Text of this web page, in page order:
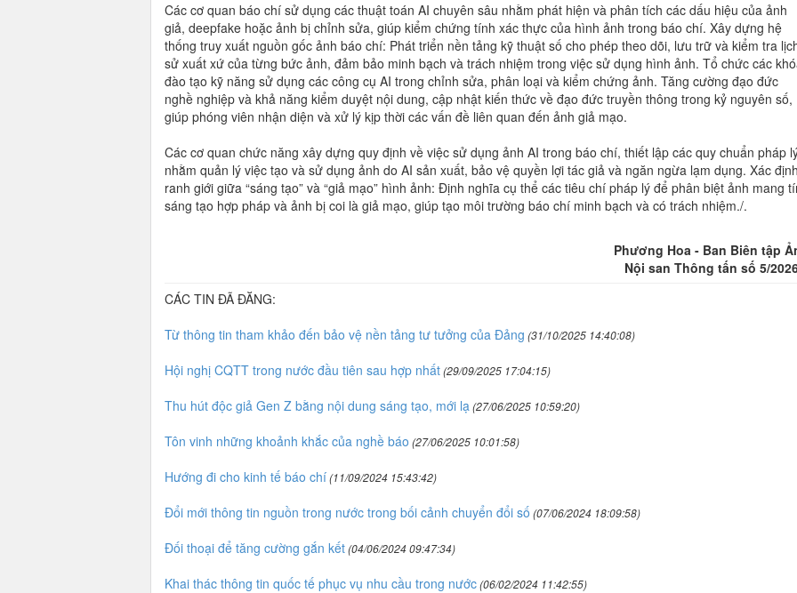
Các cơ quan báo chí sử dụng các thuật toán AI chuyên sâu nhằm phát hiện và phân tích các dấu hiệu của ảnh
giả, deepfake hoặc ảnh bị chỉnh sửa, giúp kiểm chứng tính xác thực của hình ảnh trong báo chí. Xây dựng hệ
thống truy xuất nguồn gốc ảnh báo chí: Phát triển nền tảng kỹ thuật số cho phép theo dõi, lưu trữ và kiểm tra
sử xuất xứ của từng bức ảnh, đảm bảo minh bạch và trách nhiệm trong việc sử dụng hình ảnh. Tổ chức các
đào tạo kỹ năng sử dụng các công cụ AI trong chỉnh sửa, phân loại và kiểm chứng ảnh. Tăng cường đạo đức
nghề nghiệp và khả năng kiểm duyệt nội dung, cập nhật kiến thức về đạo đức truyền thông trong kỷ nguyên số,
giúp phóng viên nhận diện và xử lý kịp thời các vấn đề liên quan đến ảnh giả mạo.
Các cơ quan chức năng xây dựng quy định về việc sử dụng ảnh AI trong báo chí, thiết lập các quy chuẩn pháp
nhằm quản lý việc tạo và sử dụng ảnh do AI sản xuất, bảo vệ quyền lợi tác giả và ngăn ngừa lạm dụng. Xác định
ranh giới giữa “sáng tạo” và “giả mạo” hình ảnh: Định nghĩa cụ thể các tiêu chí pháp lý để phân biệt ảnh mang
sáng tạo hợp pháp và ảnh bị coi là giả mạo, giúp tạo môi trường báo chí minh bạch và có trách nhiệm./.
Phương Hoa - Ban Biên tập
Nội san Thông tấn số 5/
CÁC TIN ĐÃ ĐĂNG:
Từ thông tin tham khảo đến bảo vệ nền tảng tư tưởng của Đảng (31/10/2025 14:40:08)
Hội nghị CQTT trong nước đầu tiên sau hợp nhất(29/09/2025 17:04:15)
Thu hút độc giả Gen Z bằng nội dung sáng tạo, mới lạ (27/06/2025 10:59:20)
Tôn vinh những khoảnh khắc của nghề báo (27/06/2025 10:01:58)
Hướng đi cho kinh tế báo chí(11/09/2024 15:43:42)
Đổi mới thông tin nguồn trong nước trong bối cảnh chuyển đổi số (07/06/2024 18:09:58)
Đối thoại để tăng cường gắn kết(04/06/2024 09:47:34)
Khai thác thông tin quốc tế phục vụ nhu cầu trong nước(06/02/2024 11:42:55)